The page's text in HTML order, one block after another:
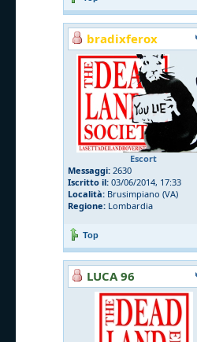
bradixferox
Escort
Messaggi: 2630
Iscritto il: 03/06/2014, 17:33
Località: Brusimpiano (VA)
Regione: Lombardia
Top
LUCA 96